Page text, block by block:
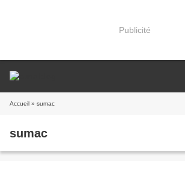
Publicité
Accueil » sumac
sumac